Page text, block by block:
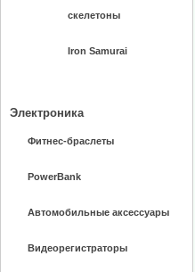
скелетоны
Iron Samurai
Электроника
Фитнес-браслеты
PowerBank
Автомобильные аксессуары
Видеорегистраторы